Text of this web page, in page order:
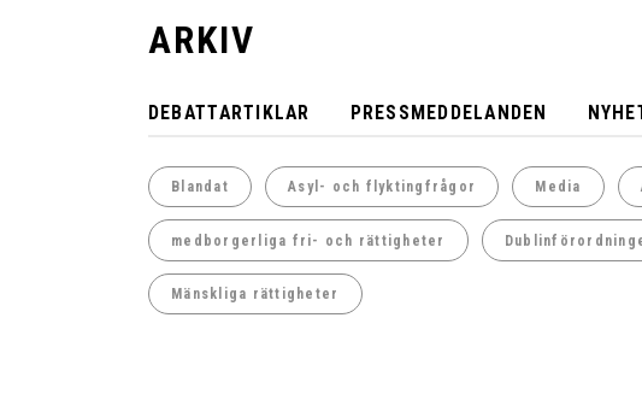
ARKIV
DEBATTARTIKLAR PRESSMEDDELANDEN
Blandat Asyl- och flyktingfrågor Media
medborgerliga fri- och rättigheter
Mänskliga rättigheter